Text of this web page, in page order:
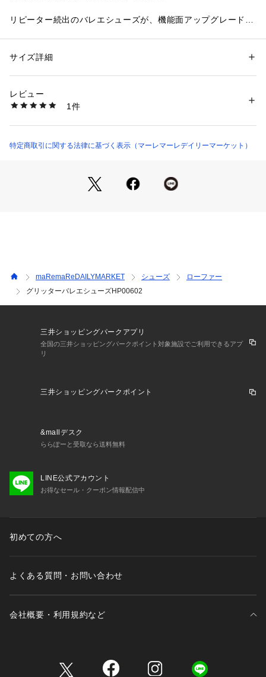
リピーター続出のバレエシューズが、機能面アップグレードし
毎日履きたいバレエシューズの5つのポイント♪
③摩擦しにくいクレープ底でたくさん歩くお出かけにも◎
④衝撃吸収スポンジで歩行時の負担軽減
細かいグリッターで派手過ぎず上品になっているので、普段使
※SD81625とは生産工場が異なるため、同じ商品ではございま
・サイズ感の目安
SS-22.5cm S-23.0cm M-23.5cm L-24.0cm LL-24.5cm XL-2
5.0cm
性別：レディース
タグ：セレモニー ドレスシューズ パーティー バレエシューズ フラッ
素材：甲皮：合成繊維底材：クレープ底
生産国：日本
hp00602 （ショップ）
サイズ詳細
レビュー
1件
特定商取引に関する法律に基づく表示（マーレマーレデイリーマーケット）
maRemaReDAILYMARKET シューズ
ローファー
グリッターバレエシューズHP00602
三井ショッピングパークアプリ
全国の三井ショッピングパークポイント対象施設でご利用できるアプ
リ
三井ショッピングパークポイント
&mallデスク
ららぽーと受取なら送料無料
LINE公式アカウント
お得なセール・クーポン情報配信中
初めての方へ
よくある質問・お問い合わせ
会社概要・利用規約など